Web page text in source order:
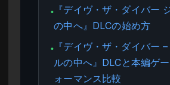
●
『デイヴ・ザ・ダイバー
の中へ』DLCの始め方
●
『デイヴ・ザ・ダイバー
ルの中へ』DLCと本編ゲ
ォーマンス比較